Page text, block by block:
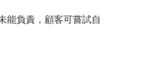
能負責，顧客可嘗試自